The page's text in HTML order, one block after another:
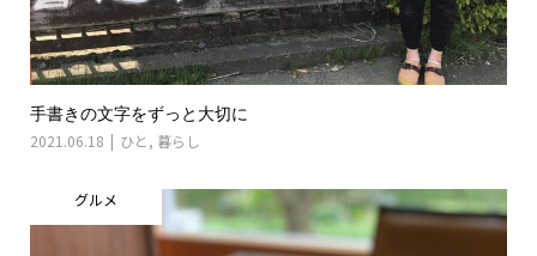
手書きの文字をずっと大切に
2021.06.18 ひと , 暮らし
グルメ